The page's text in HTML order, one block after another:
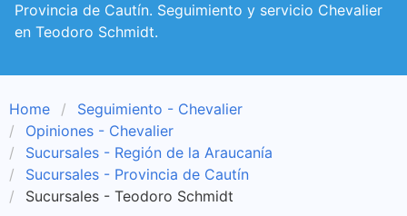
Provincia de Cautín. Seguimiento y servicio Chevalier
en Teodoro Schmidt.
Home
Seguimiento - Chevalier
Opiniones - Chevalier
Sucursales - Región de la Araucanía
Sucursales - Provincia de Cautín
Sucursales - Teodoro Schmidt